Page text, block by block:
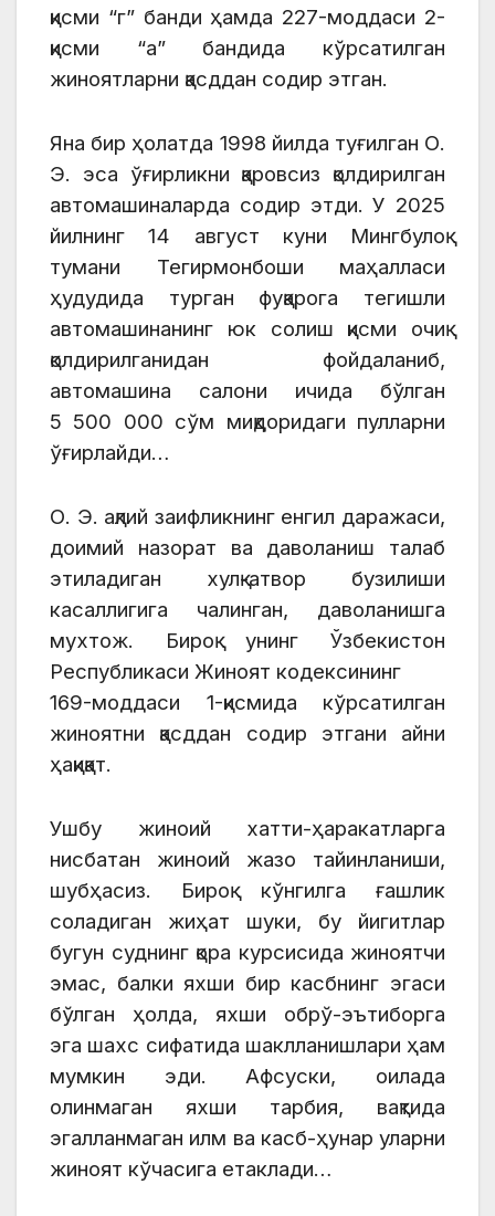
қисми “г” банди ҳамда 227-моддаси 2-
қисми “а” бандида кўрсатилган
жиноятларни қасддан содир этган.
Яна бир ҳолатда 1998 йилда туғилган О.
Э. эса ўғирликни қаровсиз қолдирилган
автомашиналарда содир этди. У 2025
йилнинг 14 август куни Мингбулоқ
тумани Тегирмонбоши маҳалласи
ҳудудида турган фуқарога тегишли
автомашинанинг юк солиш қисми очиқ
қолдирилганидан фойдаланиб,
автомашина салони ичида бўлган
5 500 000 сўм миқдоридаги пулларни
ўғирлайди…
О. Э. ақлий заифликнинг енгил даражаси,
доимий назорат ва даволаниш талаб
этиладиган хулқ-атвор бузилиши
касаллигига чалинган, даволанишга
мухтож. Бироқ унинг Ўзбекистон
Республикаси Жиноят кодексининг
169-моддаси 1-қисмида кўрсатилган
жиноятни қасддан содир этгани айни
ҳақиқат.
Ушбу жиноий хатти-ҳаракатларга
нисбатан жиноий жазо тайинланиши,
шубҳасиз. Бироқ кўнгилга ғашлик
соладиган жиҳат шуки, бу йигитлар
бугун суднинг қора курсисида жиноятчи
эмас, балки яхши бир касбнинг эгаси
бўлган ҳолда, яхши обрў-эътиборга
эга шахс сифатида шаклланишлари ҳам
мумкин эди. Афсуски, оилада
олинмаган яхши тарбия, вақтида
эгалланмаган илм ва касб-ҳунар уларни
жиноят кўчасига етаклади…